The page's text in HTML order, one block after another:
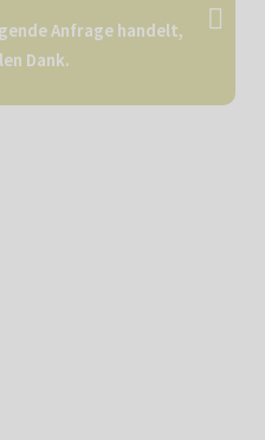
Anfrage handelt,
Dank.